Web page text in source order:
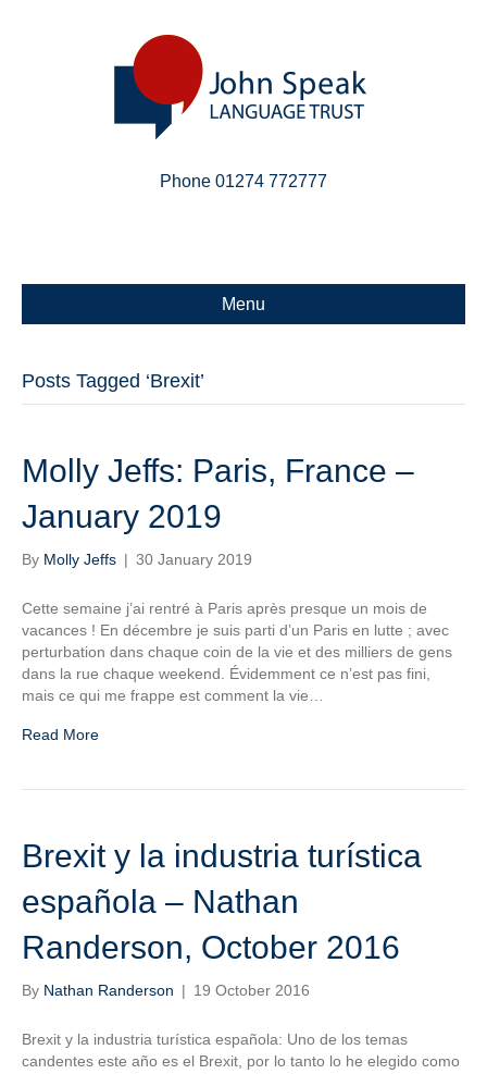
Phone 01274 772777
Menu
Posts Tagged ‘Brexit’
Molly Jeffs: Paris, France –
January 2019
By Molly Jeffs | 30 January 2019
Cette semaine j’ai rentré à Paris après presque un mois de
vacances ! En décembre je suis parti d’un Paris en lutte ; avec
perturbation dans chaque coin de la vie et des milliers de gens
dans la rue chaque weekend. Évidemment ce n’est pas fini,
mais ce qui me frappe est comment la vie…
Read More
Brexit y la industria turística
española – Nathan
Randerson, October 2016
By Nathan Randerson | 19 October 2016
Brexit y la industria turística española: Uno de los temas
candentes este año es el Brexit, por lo tanto lo he elegido como